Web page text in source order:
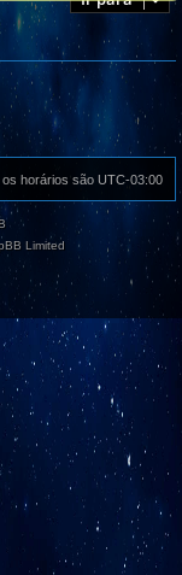
õ
e
os horários são UTC-03:00
Limited